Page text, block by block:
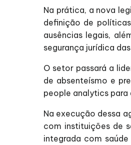
Na prática, a nova
definição de
ausências legais,
segurança jurídica
O setor passará a
de absenteísmo e
people analytics
Na execução dessa
com instituições de
integrada com